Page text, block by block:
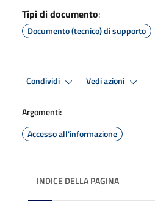
Tipi di documento:
Documento (tecnico) di supporto
Condividi Vedi azioni
Argomenti:
Accesso all'informazione
INDICE DELLA PAGINA